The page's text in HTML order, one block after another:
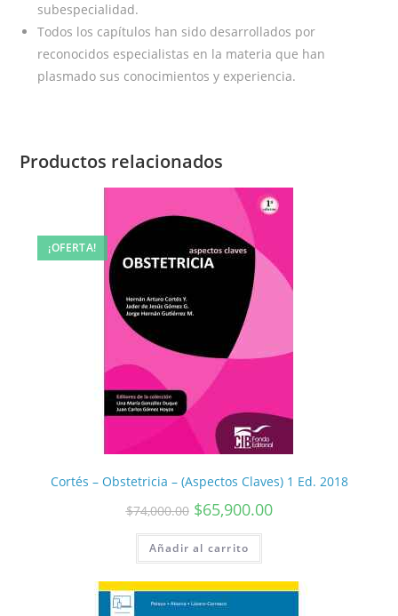
subespecialidad.
Todos los capítulos han sido desarrollados por
reconocidos especialistas en la materia que han
plasmado sus conocimientos y experiencia.
Productos relacionados
¡OFERTA!
Cortés – Obstetricia – (Aspectos Claves) 1 Ed. 2018
$74,000.00 $65,900.00
Añadir al carrito